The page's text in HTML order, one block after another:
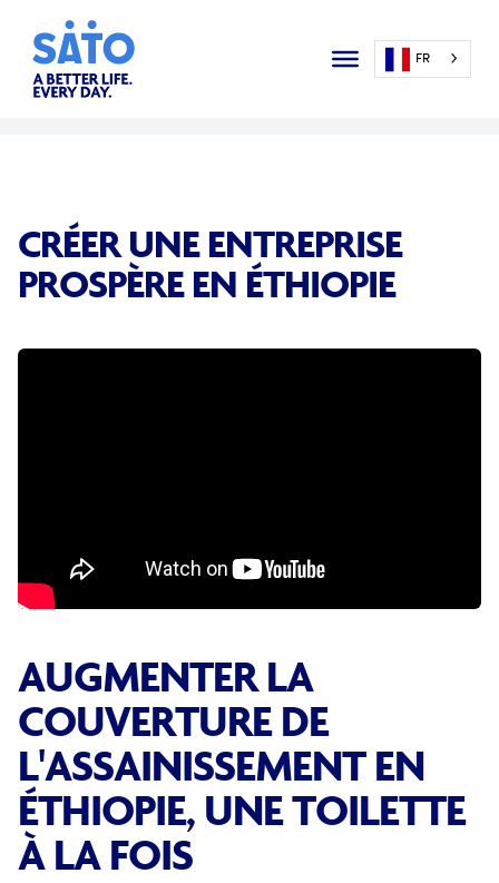
FR
CRÉER UNE ENTREPRISE
PROSPÈRE EN ÉTHIOPIE
AUGMENTER LA
COUVERTURE DE
L'ASSAINISSEMENT EN
ÉTHIOPIE, UNE TOILETTE
À LA FOIS